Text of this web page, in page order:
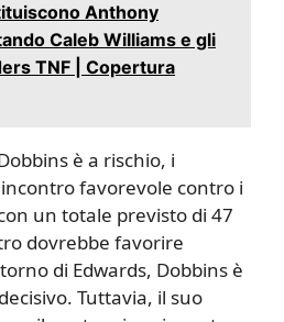
Anthony
Caleb Williams e gli
TNF | Copertura
è a rischio, i
favorevole contro i
un totale previsto di 47
dovrebbe favorire
di Edwards, Dobbins è
Tuttavia, il suo